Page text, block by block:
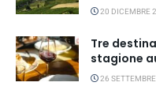
20 DICEMBRE
Tre
stagione
26